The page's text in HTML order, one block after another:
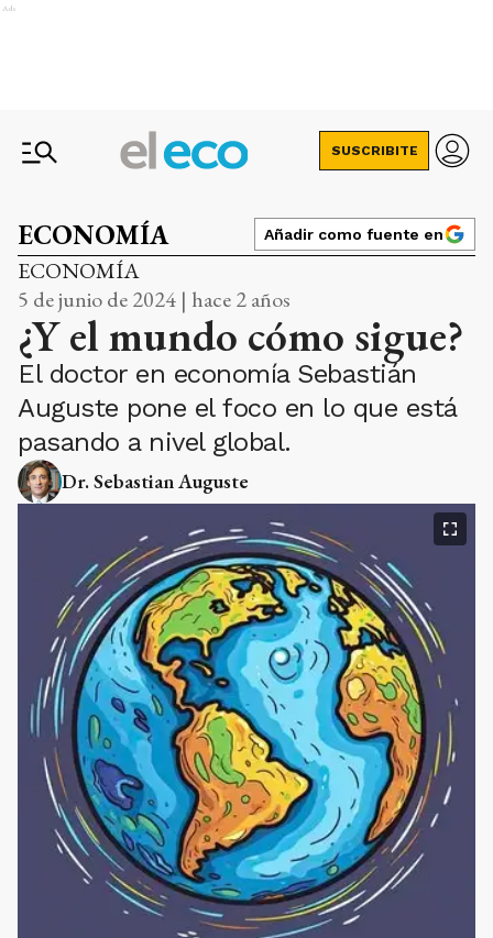
Ads
SUSCRIBITE
ECONOMÍA Añadir como fuente en
ECONOMÍA
5 de junio de 2024 | hace 2 años
¿Y el mundo cómo sigue?
El doctor en economía Sebastián
Auguste pone el foco en lo que está
pasando a nivel global.
Dr. Sebastian Auguste